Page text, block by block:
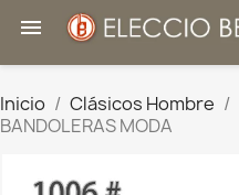

Inicio Clásicos Hombre
BANDOLERAS MODA